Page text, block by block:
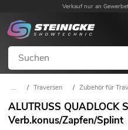
Verkauf nur an
... / Traversen / Zubehör für
ALUTRUSS QUADLOCK
Verb.konus/Zapfen/Splint